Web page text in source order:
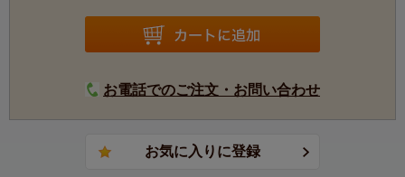
お電話でのご注文・お問い合わせ